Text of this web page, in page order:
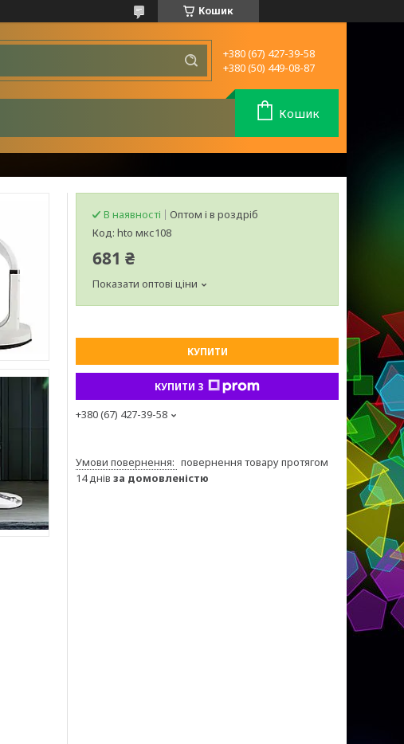
Кошик
+380 (67) 427-39-58
+380 (50) 449-08-87
Кошик
В наявності
Оптом і в роздріб
Код: hto мкс108
681 ₴
Показати оптові ціни
КУПИТИ
КУПИТИ З
+380 (67) 427-39-58
повернення товару протягом
14 днів за домовленістю